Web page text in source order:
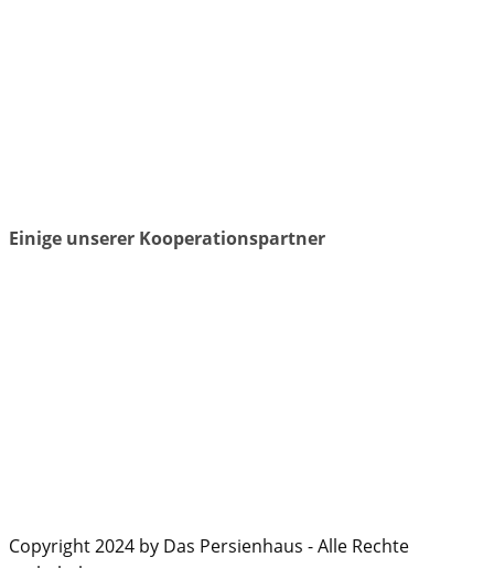
Einige unserer Kooperationspartner
Copyright 2024 by Das Persienhaus - Alle Rechte